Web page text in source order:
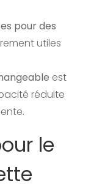
pour des
utiles
est
réduite
le